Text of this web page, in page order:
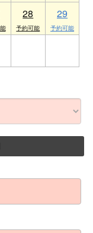
28 29